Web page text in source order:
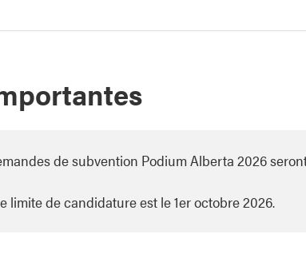
de subvention Podium Alberta 2026
limite de candidature est le 1er octobre 2026.